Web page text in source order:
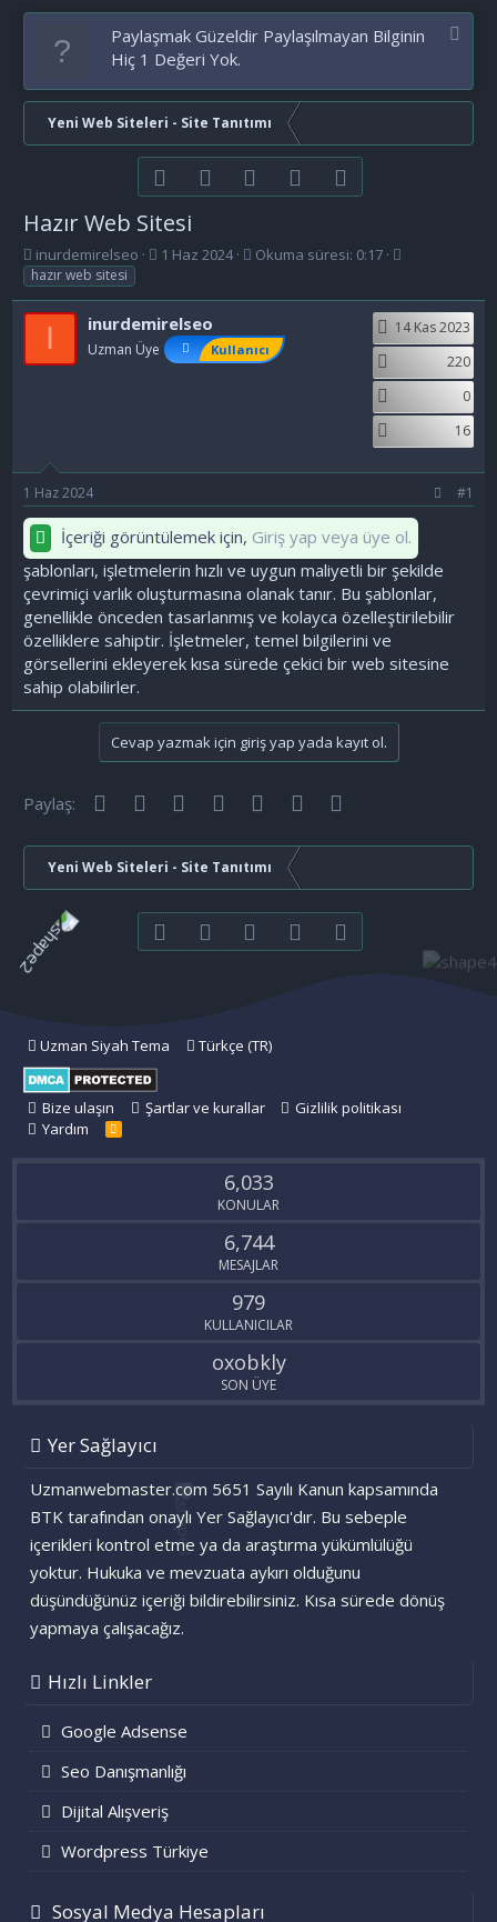
Paylaşmak Güzeldir Paylaşılmayan Bilginin
Hiç 1 Değeri Yok.
Yeni Web Siteleri - Site Tanıtımı
FacebookTwitter youtubeBize ulaşın
Hazır Web Sitesi
K
o
n
b
a
t
a
n
inurdemirelseo
B
l
a
n
r
h
i
1 Haz 2024 Okuma süresi: 0:17
k
e
t
l
r
hazır web sitesi
I inurdemirelseo
Uzman Üye Kullanıcı
14 Kas 2023
220
0
16
1 Haz 2024 #1
İçeriği görüntülemek için, Giriş yap veya üye ol.
şablonları, işletmelerin hızlı ve uygun maliyetli bir şekilde
çevrimiçi varlık oluşturmasına olanak tanır. Bu şablonlar,
genellikle önceden tasarlanmış ve kolayca özelleştirilebilir
özelliklere sahiptir. İşletmeler, temel bilgilerini ve
görsellerini ekleyerek kısa sürede çekici bir web sitesine
sahip olabilirler.
Cevap yazmak için giriş yap yada kayıt ol.
Paylaş: FacebookTwitterReddit Pinterest
Tumblr WhatsApp
Yeni Web Siteleri - Site Tanıtımı
FacebookTwitter youtubeBize ulaşın
Uzman Siyah Tema Türkçe (TR)
Bize ulaşın Şartlar ve kurallar
Gizlilik politikası
Yardım
R
S
6,033
KONULAR
6,744
MESAJLAR
979
KULLANICILAR
oxobkly
SON ÜYE
Yer Sağlayıcı
Uzmanwebmaster.com 5651 Sayılı Kanun kapsamında
BTK tarafından onaylı Yer Sağlayıcı'dır. Bu sebeple
içerikleri kontrol etme ya da araştırma yükümlülüğü
yoktur. Hukuka ve mevzuata aykırı olduğunu
düşündüğünüz içeriği bildirebilirsiniz. Kısa sürede dönüş
yapmaya çalışacağız.
Hızlı Linkler
Google Adsense
Seo Danışmanlığı
Dijital Alışveriş
Wordpress Türkiye
Sosyal Medya Hesapları